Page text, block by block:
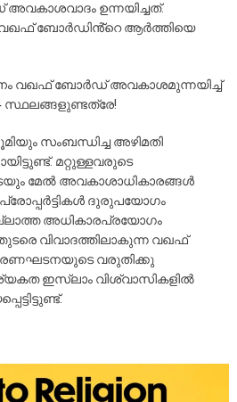
ഉന്നയിച്ചത്.
വഖഫ് ബോർഡിൻ്റെ ആർത്തിയെ
വഖഫ് ബോർഡ് അവകാശമുന്നയിച്ച്
സ്ഥലങ്ങളുണ്ടത്രേ!
സംബന്ധിച്ച അഴിമതി
മറ്റുള്ളവരുടെ
മേൽ അവകാശാധികാരങ്ങൾ
ദുരുപയോഗം
അധികാരപ്രയോഗം
വിവാദത്തിലാകുന്ന വഖഫ്
വരുതിക്കു
ഇസ്ലാം വിശ്വാസികളിൽ